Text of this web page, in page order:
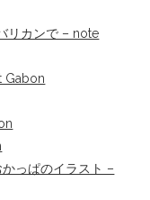
リカンで – note
Gabon
っぱのイラスト –